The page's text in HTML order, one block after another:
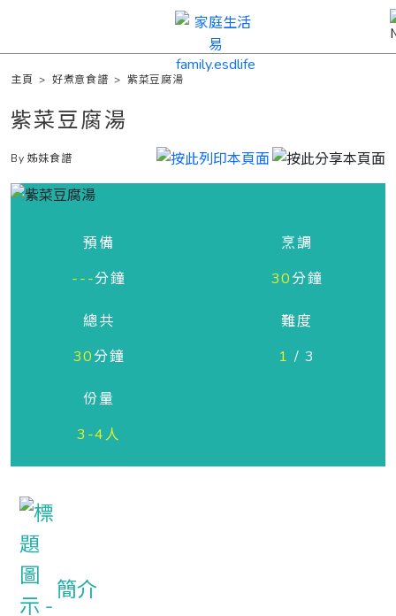
主頁 >好煮意食譜 >紫菜豆腐湯
紫菜豆腐湯
By 姊妹食譜
預備
---分鐘
烹調
30分鐘
總共
30分鐘
難度
1 / 3
份量
3-4人
簡介